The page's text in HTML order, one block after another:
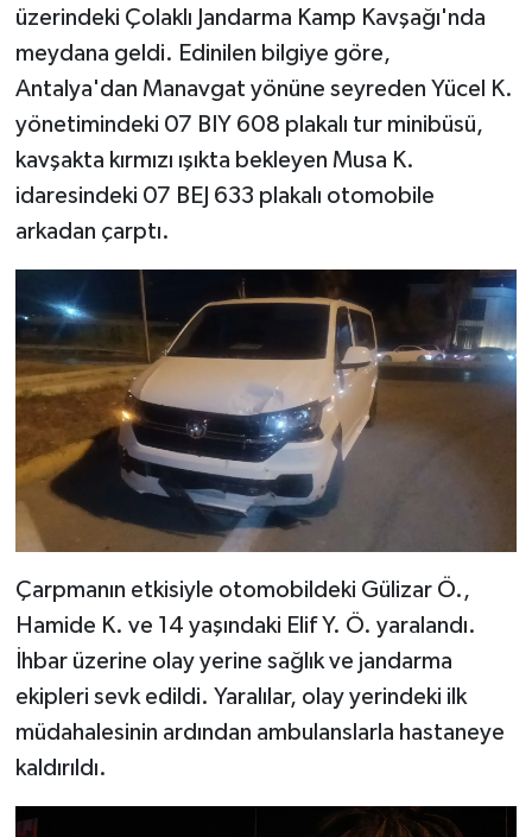
üzerindeki Çolaklı Jandarma Kamp Kavşağı'nda
meydana geldi. Edinilen bilgiye göre,
Antalya'dan Manavgat yönüne seyreden Yücel K.
yönetimindeki 07 BIY 608 plakalı tur minibüsü,
kavşakta kırmızı ışıkta bekleyen Musa K.
idaresindeki 07 BEJ 633 plakalı otomobile
arkadan çarptı.
Çarpmanın etkisiyle otomobildeki Gülizar Ö.,
Hamide K. ve 14 yaşındaki Elif Y. Ö. yaralandı.
İhbar üzerine olay yerine sağlık ve jandarma
ekipleri sevk edildi. Yaralılar, olay yerindeki ilk
müdahalesinin ardından ambulanslarla hastaneye
kaldırıldı.